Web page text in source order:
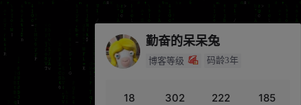
勤奋的呆呆兔
博客等级 码龄3年
18 302 222 185